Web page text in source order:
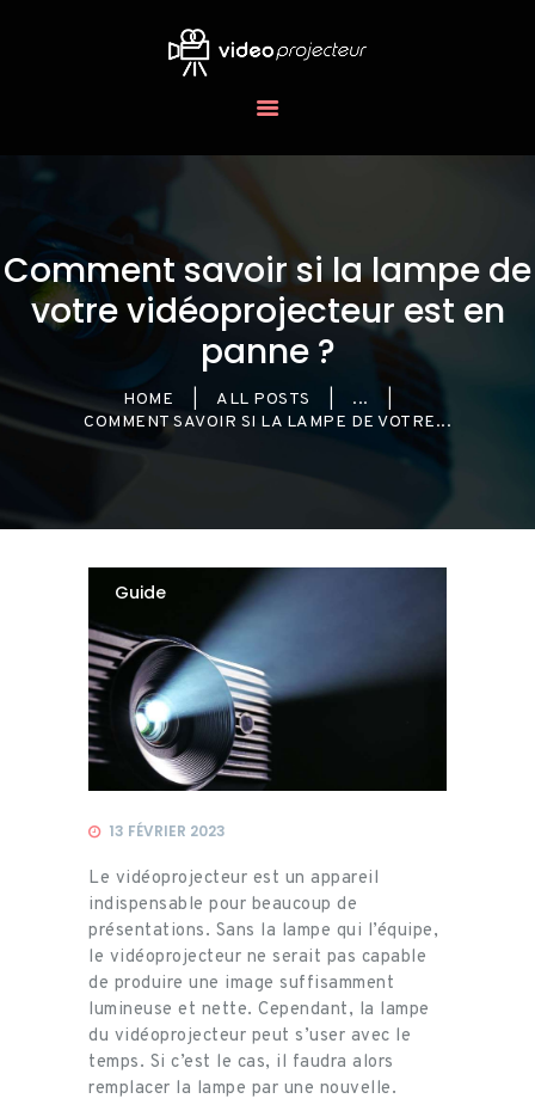
Comment savoir si la lampe de
votre vidéoprojecteur est en
panne ?
HOME ALL POSTS
...
COMMENT SAVOIR SI LA LAMPE DE VOTRE...
VIDÉOPROJECTEURS
Guide
13 FÉVRIER 2023
Le vidéoprojecteur est un appareil
indispensable pour beaucoup de
présentations. Sans la lampe qui l’équipe,
le vidéoprojecteur ne serait pas capable
de produire une image suffisamment
lumineuse et nette. Cependant, la lampe
du vidéoprojecteur peut s’user avec le
temps. Si c’est le cas, il faudra alors
remplacer la lampe par une nouvelle.